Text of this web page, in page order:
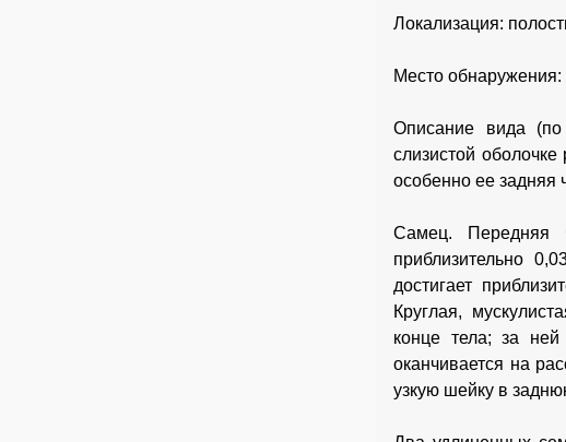
Локализация:
Место
Описание вида
слизистой
особенно ее задняя
Самец. Передняя
приблизительно
достигает
Круглая,
конце тела; за
оканчивается на
узкую шейку в